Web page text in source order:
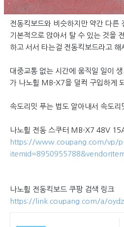
전동킥보드와 비슷하지만 약간 다른
기본적으로 앉아서 탈 수 있는 것을
하고 서서 타는걸 전동킥보드라고 해
대중교통 없는 시간에 움직일 일이
가 나노휠 MB-X7을 덜컥 구입하게
속도리밋 푸는 법도 알아내서 속도리
나노휠 전동 스쿠터 MB-X7 48V
https://www.coupang.com/vp/
나노휠 전동킥보드 쿠팡 검색 링크
https://link.coupang.com/a/